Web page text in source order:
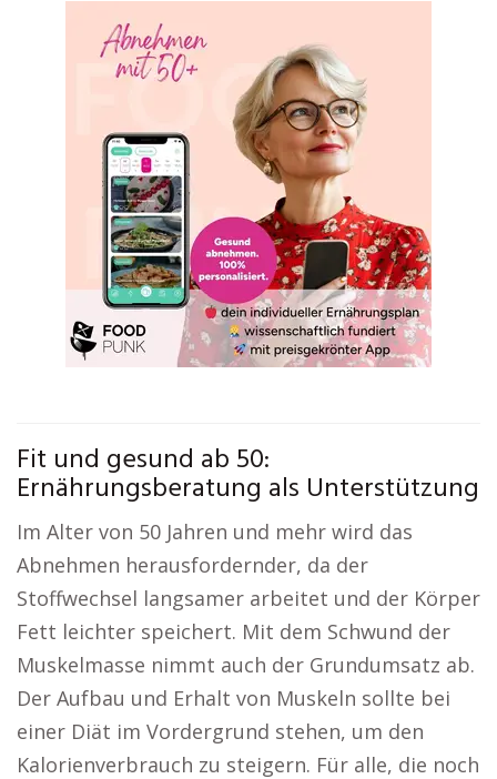
Fit und gesund ab 50:
Ernährungsberatung als Unterstützung
Im Alter von 50 Jahren und mehr wird das
Abnehmen herausfordernder, da der
Stoffwechsel langsamer arbeitet und der Körper
Fett leichter speichert. Mit dem Schwund der
Muskelmasse nimmt auch der Grundumsatz ab.
Der Aufbau und Erhalt von Muskeln sollte bei
einer Diät im Vordergrund stehen, um den
Kalorienverbrauch zu steigern. Für alle, die noch